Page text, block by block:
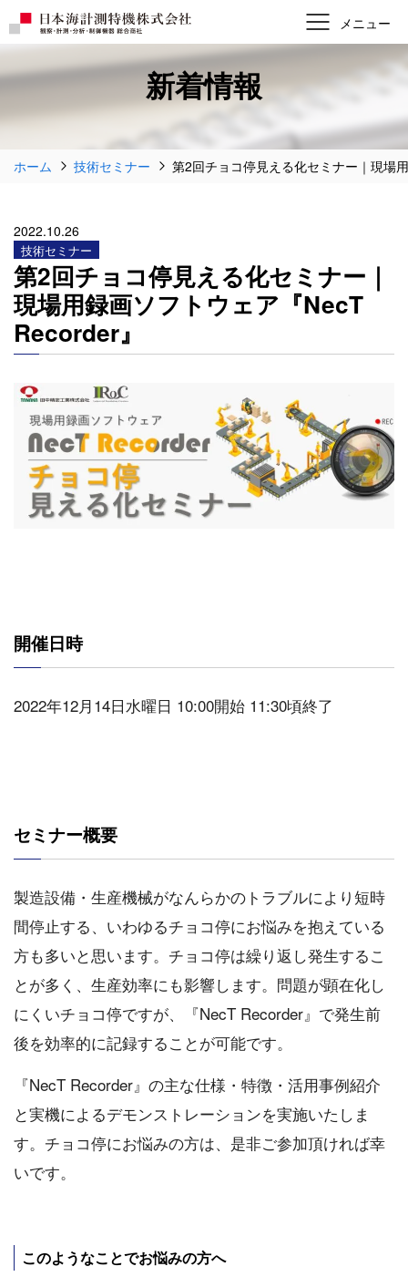
新着情報
ホーム 技術セミナー 第2回チョコ停見える化セミナー｜現場
2022.10.26
技術セミナー
第2回チョコ停見える化セミナー｜
現場用録画ソフトウェア『NecT
Recorder』
開催日時
2022年12月14日水曜日 10:00開始 11:30頃終了
セミナー概要
製造設備・生産機械がなんらかのトラブルにより短時
間停止する、いわゆるチョコ停にお悩みを抱えている
方も多いと思います。チョコ停は繰り返し発生するこ
とが多く、生産効率にも影響します。問題が顕在化し
にくいチョコ停ですが、『NecT Recorder』で発生前
後を効率的に記録することが可能です。
『NecT Recorder』の主な仕様・特徴・活用事例紹介
と実機によるデモンストレーションを実施いたしま
す。チョコ停にお悩みの方は、是非ご参加頂ければ幸
いです。
このようなことでお悩みの方へ